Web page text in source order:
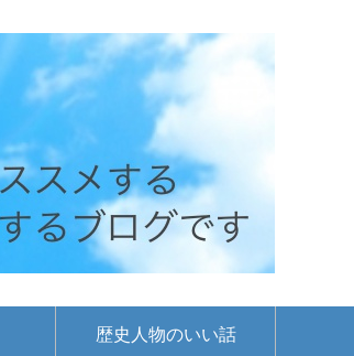
歴史人物のいい話